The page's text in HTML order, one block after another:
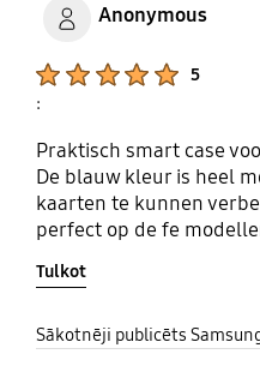
Anonymous
5
:
Praktisch smart case
De blauw kleur is heel
kaarten te kunnen
perfect op de fe
Tulkot
Sākotnēji publicēts